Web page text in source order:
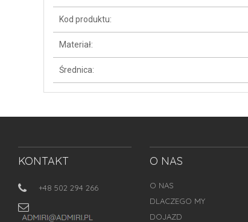
Kod produktu:
Materiał:
Średnica:
KONTAKT
+48 502 294 266
O NAS
O NAS
DLACZEGO MY
DOJAZD